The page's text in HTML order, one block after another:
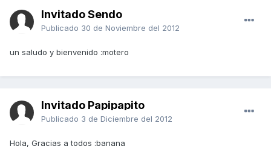
Invitado Sendo
Publicado 30 de Noviembre del 2012
un saludo y bienvenido :motero
Invitado Papipapito
Publicado 3 de Diciembre del 2012
Hola, Gracias a todos :banana